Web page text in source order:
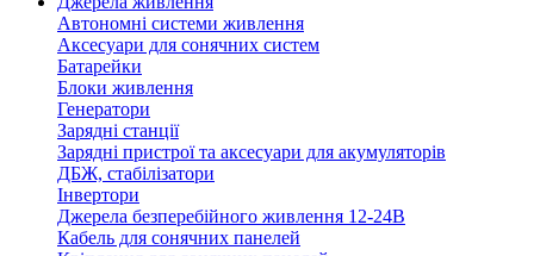
Автономні системи живлення
Аксесуари для сонячних систем
Батарейки
Блоки живлення
Генератори
Зарядні станції
Зарядні пристрої та аксесуари для акумуляторів
ДБЖ, стабілізатори
Інвертори
Джерела безперебійного живлення 12-24В
Кабель для сонячних панелей